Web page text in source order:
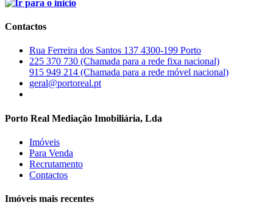
Contactos
Rua Ferreira dos Santos 137 4300-199 Porto
225 370 730 (Chamada para a rede fixa nacional)
915 949 214 (Chamada para a rede móvel nacional)
geral@portoreal.pt
Porto Real Mediação Imobiliária, Lda
Imóveis
Para Venda
Recrutamento
Contactos
Imóveis mais recentes